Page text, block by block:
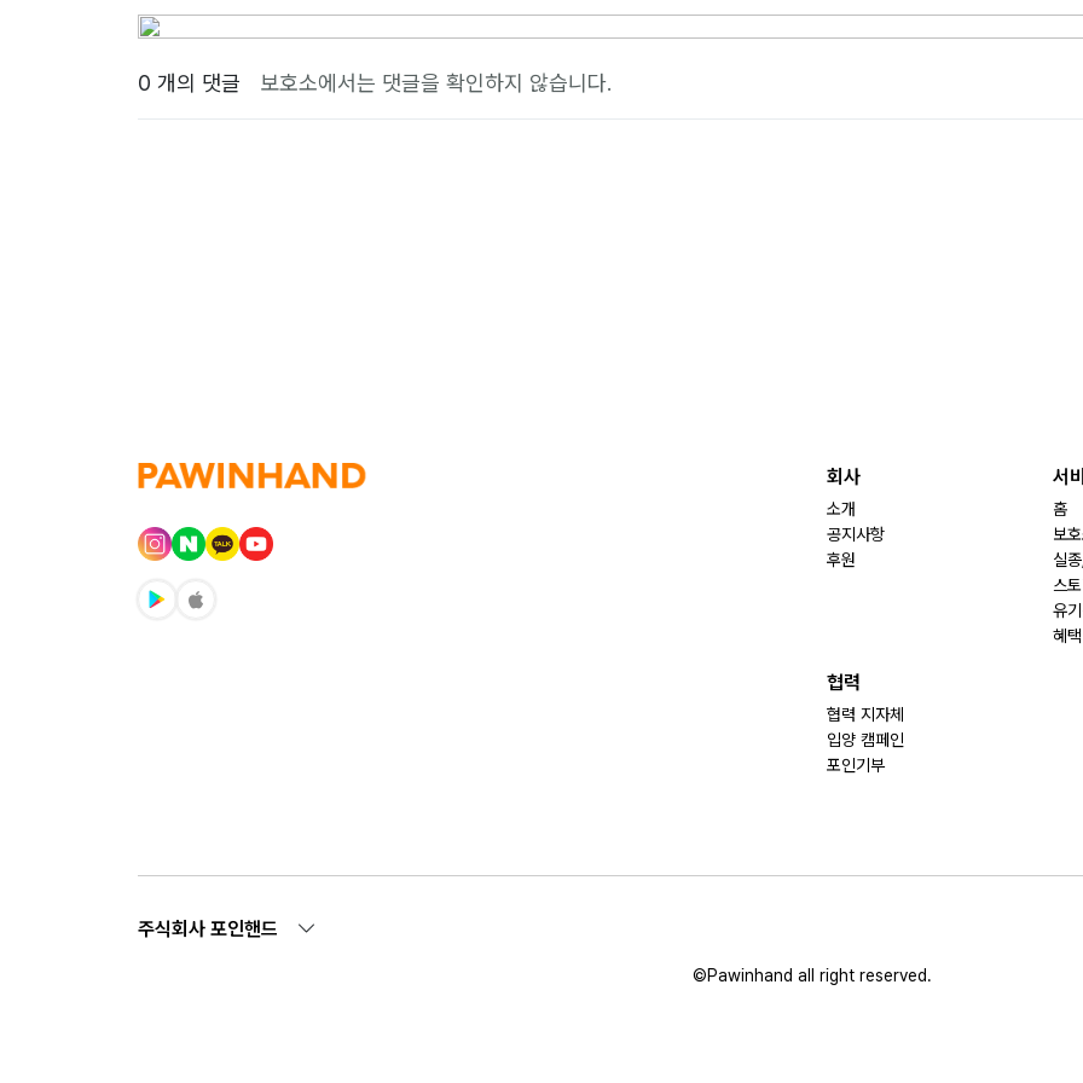
0 개의 댓글 보호소에서는 댓글을 확인하지 않습니다.
회사
소개
공지사항
후원
서
홈
보
실
스
유
혜택
협력
협력 지자체
입양 캠페인
포인기부
주식회사 포인핸드
©Pawinhand all right reserved.